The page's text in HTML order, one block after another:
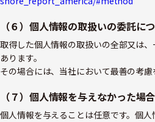
（６）個人情報の取扱いの委託に
取得した個人情報の取扱いの全部又は
あります。
その場合には、当社において最善の考慮
（７）個人情報を与えなかった場
個人情報を与えることは任意です。個